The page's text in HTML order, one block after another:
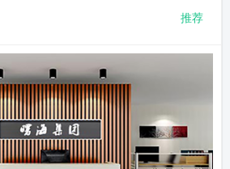
推荐